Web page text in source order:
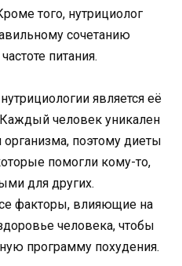
того, нутрициолог
сочетанию
питания.
является её
человек уникален
поэтому диеты
помогли кому-то,
для других.
факторы, влияющие на
человека, чтобы
программу похудения.